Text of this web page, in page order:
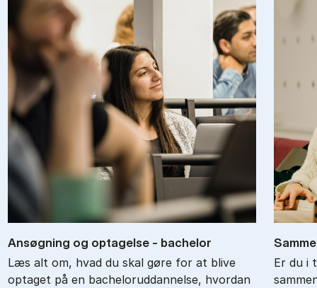
An­søg­ning og op­ta­gel­se - ba­chel­or
Læs alt om, hvad du skal gøre for at blive
optaget på en bacheloruddannelse, hvordan
Er du i